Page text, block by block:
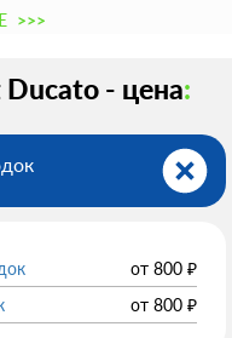
отлично знают все
получения
Запчасти
одним из
владельцы
отвечает за
а также сохранение
Если вы
>>>
- цена:
от 800 ₽
от 800 ₽